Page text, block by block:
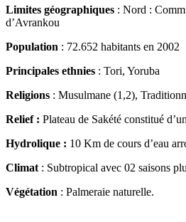
Limites géographiques : Nord :
d’Avrankou
Population : 72.652 habitants en 2002
Principales ethnies : Tori, Yoruba
Religions : Musulmane (1,2),
Relief: Plateau de Sakété constitué
Hydrolique : 10 Km de cours d’eau
Climat : Subtropical avec 02 saisons
Végétation : Palmeraie naturelle.